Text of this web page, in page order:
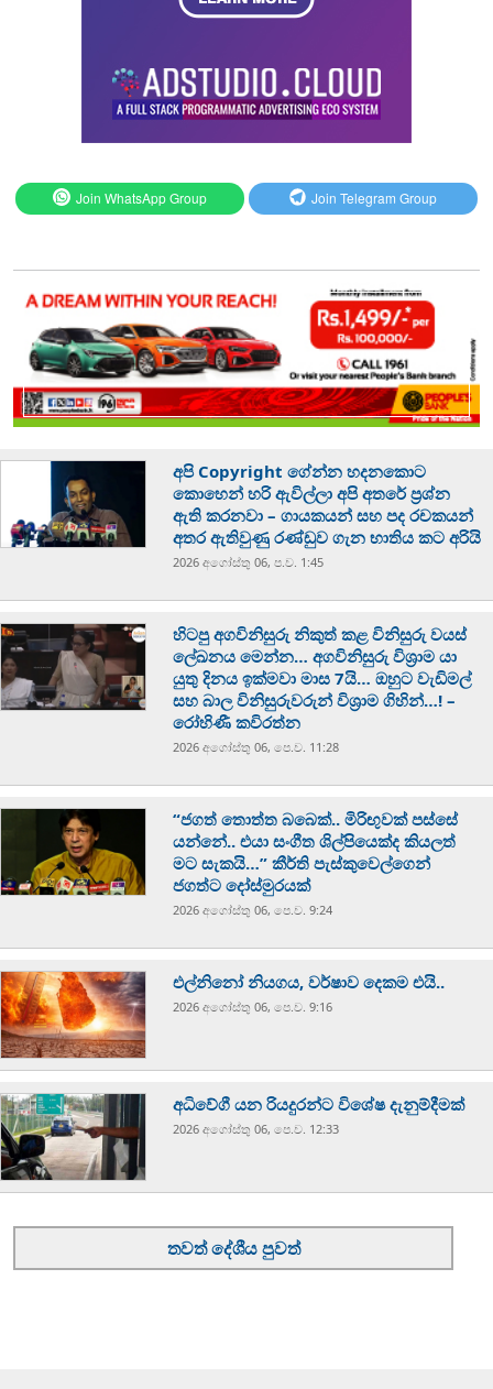
Join WhatsApp Group Join Telegram Group
අපි Copyright ගේන්න හදනකොට
කොහෙන් හරි ඇවිල්ලා අපි අතරේ ප්‍රශ්න
ඇති කරනවා – ගායකයන් සහ පද රචකයන්
අතර ඇතිවුණු රණ්ඩුව ගැන භාතිය කට අරියි
2026 අගෝස්‍තු 06, ප.ව. 1:45
හිටපු අගවිනිසුරු නිකුත් කළ විනිසුරු වයස්
ලේඛනය මෙන්න… අගවිනිසුරු විශ්‍රාම යා
යුතු දිනය ඉක්මවා මාස 7යි… ඔහුට වැඩිමල්
සහ බාල විනිසුරුවරුන් විශ්‍රාම ගිහින්…! –
රෝහිණී කවිරත්න
2026 අගෝස්‍තු 06, පෙ.ව. 11:28
“ජගත් තොත්ත බබෙක්.. මිරිඟුවක් පස්සේ
යන්නේ.. එයා සංගීත ශිල්පියෙක්ද කියලත්
මට සැකයි…” කීර්ති පැස්කුවෙල්ගෙන්
ජගත්ට දෝස්මුරයක්
2026 අගෝස්‍තු 06, පෙ.ව. 9:24
එල්නිනෝ නියගය, වර්ෂාව දෙකම එයි..
2026 අගෝස්‍තු 06, පෙ.ව. 9:16
අධිවේගී යන රියදුරන්ට විශේෂ දැනුම්දීමක්
2026 අගෝස්‍තු 06, පෙ.ව. 12:33
තවත් දේශීය පුවත්